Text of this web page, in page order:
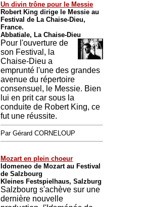
Un divin trône pour le Messie
Robert King dirige le Messie au
Festival de La Chaise-Dieu,
France.
Abbatiale, La Chaise-Dieu
Pour l'ouverture de
son Festival, la
Chaise-Dieu a
emprunté l'une des grandes
avenue du répertoire
consensuel, le Messie. Bien
lui en prit car sous la
conduite de Robert King, ce
fut une réussite.
Par Gérard CORNELOUP
Mozart en plein choeur
Idomeneo de Mozart au Festival
de Salzbourg
Kleines Festspielhaus, Salzburg
Salzbourg s'achève sur une
dernière nouvelle